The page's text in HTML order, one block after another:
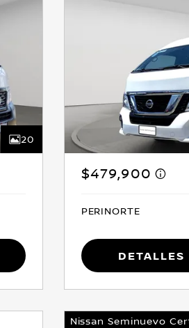
20
$479,900
PERINORTE
Detalles
Nissan Seminuevo